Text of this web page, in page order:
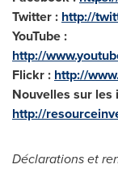
Twitter : http://
YouTube :
http://
Flickr : http://
Nouvelles sur les
http://
Déclarations et